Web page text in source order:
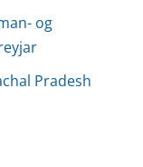
og
Pradesh